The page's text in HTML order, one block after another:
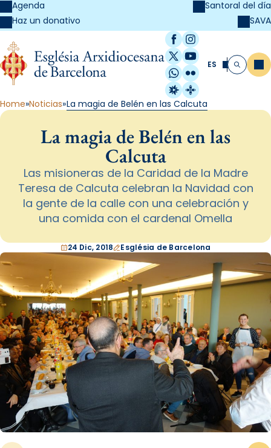
Agenda
Haz un donativo
Santoral del día
SAVA
Facebook
Instagram
X / Twitter
YouTube
WhatsApp
Flickr
Radio Estel
Catalunya
ES Buscar
Home Noticias La magia de Belén en las Calcuta
La magia de Belén en las
Calcuta
Las misioneras de la Caridad de la Madre
Teresa de Calcuta celebran la Navidad con
la gente de la calle con una celebración y
una comida con el cardenal Omella
24 Dic, 2018 Església de Barcelona